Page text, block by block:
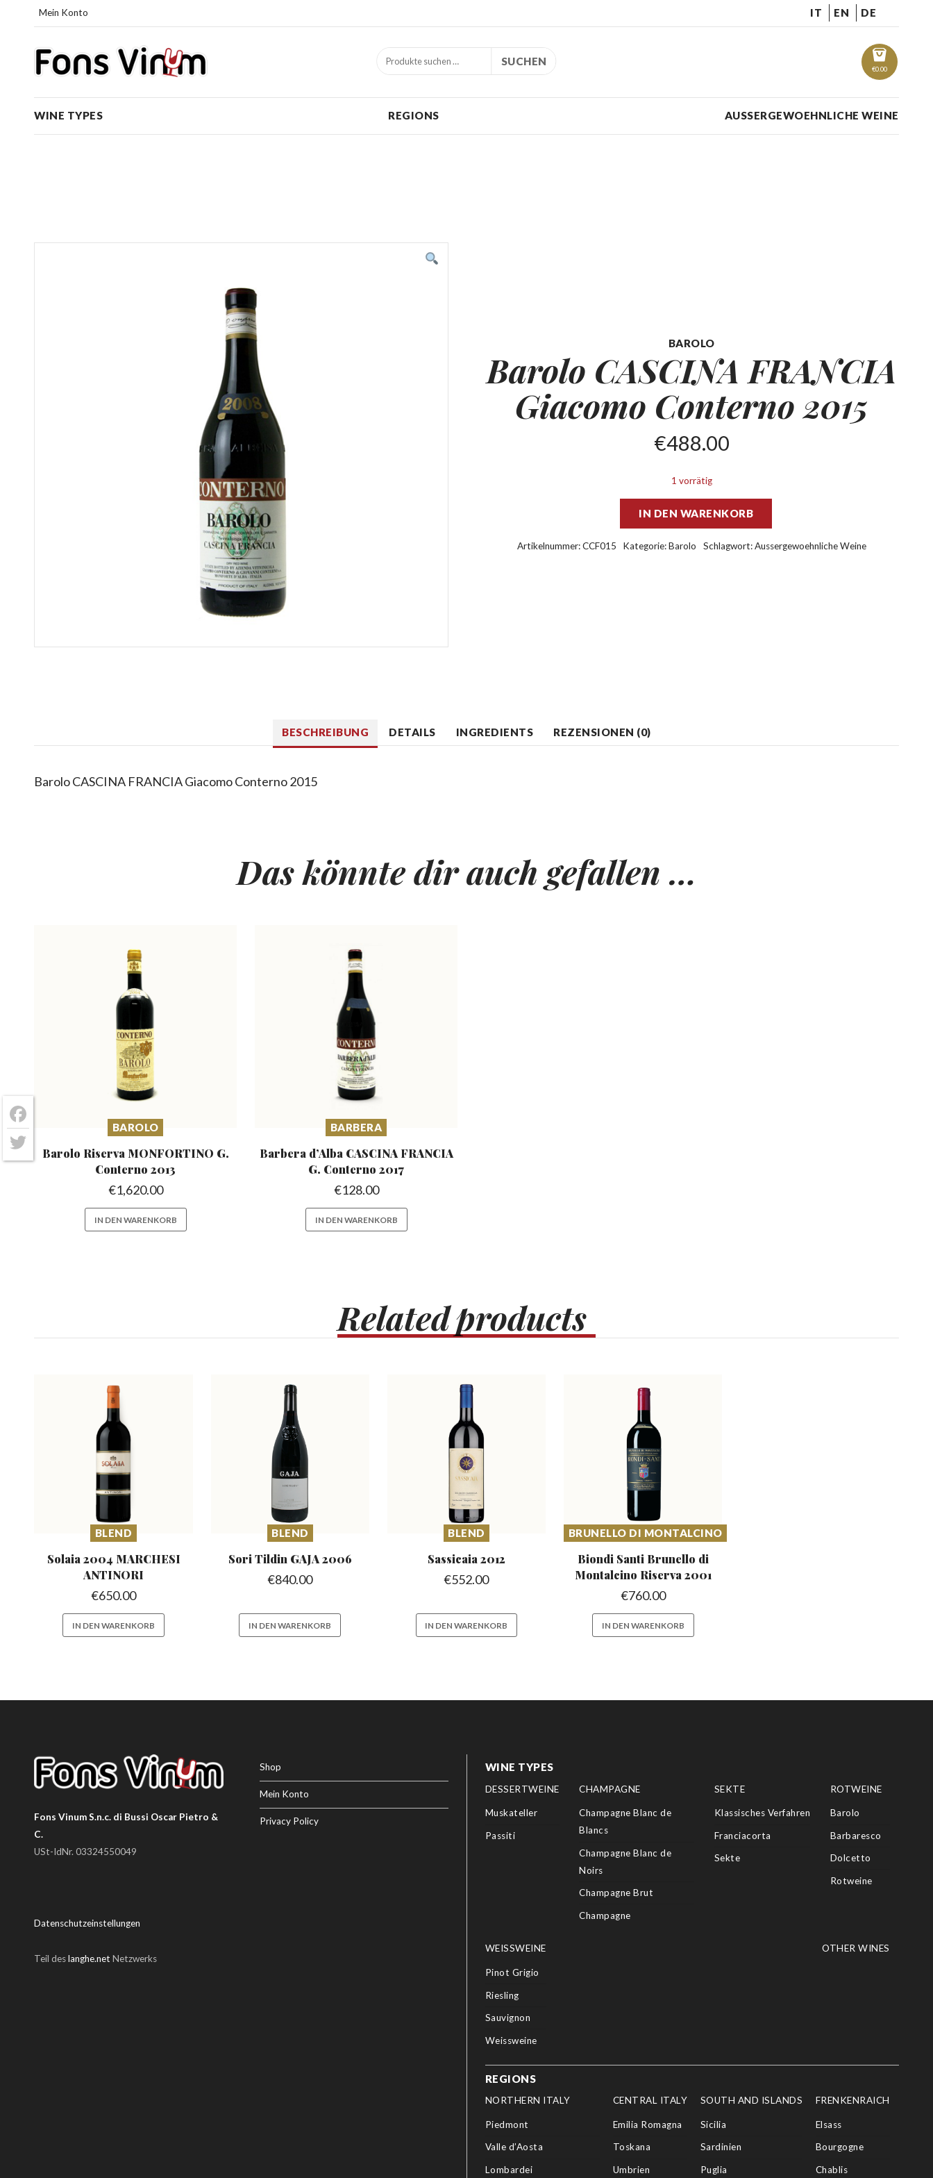
Mein Konto IT EN DE
€0.00
SUCHEN
WINE TYPES REGIONS AUSSERGEWOEHNLICHE WEINE
BAROLO
Barolo CASCINA FRANCIA
Giacomo Conterno 2015
€488.00
1 vorrätig
IN DEN WARENKORB
Artikelnummer:CCF015 Kategorie:Barolo Schlagwort:Aussergewoehnliche Weine
BESCHREIBUNG DETAILS INGREDIENTS REZENSIONEN (0)
Barolo CASCINA FRANCIA Giacomo Conterno 2015
Das könnte dir auch gefallen …
BAROLO
Barolo Riserva MONFORTINO G.
Conterno 2013
€1,620.00
IN DEN WARENKORB
BARBERA
Barbera d’Alba CASCINA FRANCIA
G. Conterno 2017
€128.00
IN DEN WARENKORB
Relatedproducts
BLEND
Solaia 2004 MARCHESI
ANTINORI
€650.00
IN DEN WARENKORB
BLEND
Sori Tildin GAJA 2006
€840.00
IN DEN WARENKORB
BLEND
Sassicaia 2012
€552.00
IN DEN WARENKORB
BRUNELLO DI MONTALCINO
Biondi Santi Brunello di
Montalcino Riserva 2001
€760.00
IN DEN WARENKORB
Fons Vinum S.n.c. di Bussi Oscar Pietro &
C.
USt-IdNr. 03324550049
Datenschutzeinstellungen
Teil deslanghe.net Netzwerks
Shop
Mein Konto
Privacy Policy
WINE TYPES
DESSERTWEINE
Muskateller
Passiti
CHAMPAGNE
Champagne Blanc de
Blancs
Champagne Blanc de
Noirs
Champagne Brut
Champagne
SEKTE
Klassisches Verfahren
Franciacorta
Sekte
ROTWEINE
Barolo
Barbaresco
Dolcetto
Rotweine
WEISSWEINE
Pinot Grigio
Riesling
Sauvignon
Weissweine
OTHER WINES
REGIONS
NORTHERN ITALY
Piedmont
Valle d’Aosta
Lombardei
CENTRAL ITALY
Emilia Romagna
Toskana
Umbrien
SOUTH AND ISLANDS
Sicilia
Sardinien
Puglia
FRENKENRAICH
Elsass
Bourgogne
Chablis
Facebook
Twitter